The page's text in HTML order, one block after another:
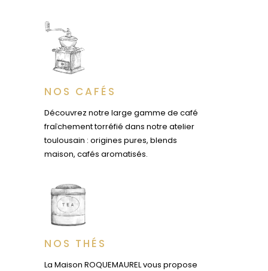
NOS CAFÉS
Découvrez notre large gamme de café
fraîchement torréfié dans notre atelier
toulousain : origines pures, blends
maison, cafés aromatisés.
NOS THÉS
La Maison ROQUEMAUREL vous propose